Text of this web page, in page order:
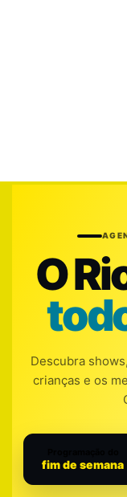
O
Descubra
crianças e os
fim de semana